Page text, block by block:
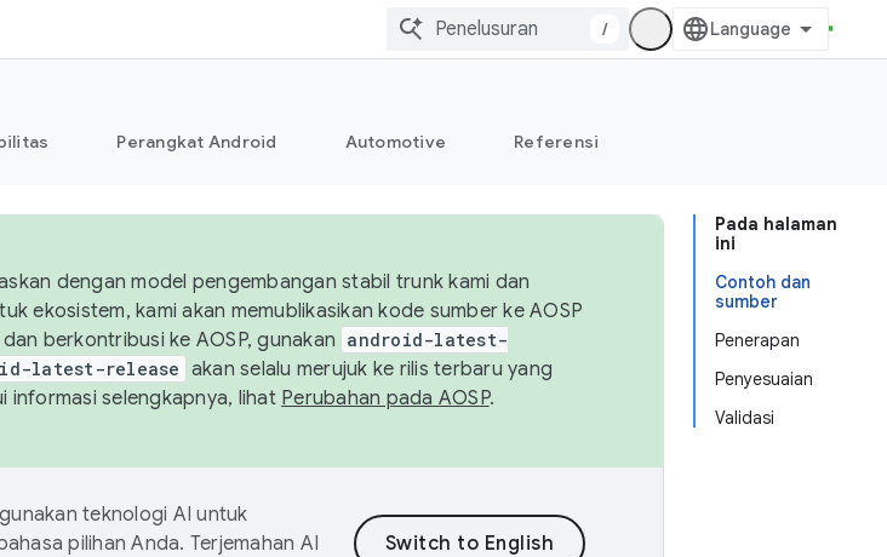
/
Perangkat Android Automotive Referensi
Pada halaman
ini
Contoh dan
sumber
Penerapan
Penyesuaian
Validasi
dengan model pengembangan stabil trunk kami dan
ekosistem, kami akan memublikasikan kode sumber ke AOSP
berkontribusi ke AOSP, gunakan android-latest-
latest-release akan selalu merujuk ke rilis terbaru yang
informasi selengkapnya, lihat Perubahan pada AOSP.
teknologi AI untuk
pilihan Anda. Terjemahan AI